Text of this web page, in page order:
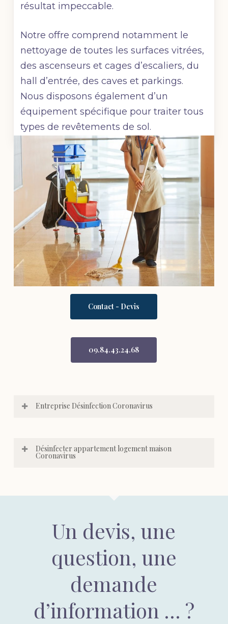
résultat impeccable.
Notre offre comprend notamment le
nettoyage de toutes les surfaces vitrées,
des ascenseurs et cages d’escaliers, du
hall d’entrée, des caves et parkings.
Nous disposons également d’un
équipement spécifique pour traiter tous
types de revêtements de sol.
Contact - Devis
09.84.43.24.68
Entreprise Désinfection Coronavirus
Désinfecter appartement logement maison
Coronavirus
Un devis, une
question, une
demande
d’information … ?